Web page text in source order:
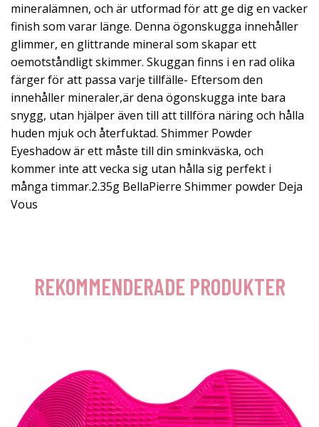
mineralämnen, och är utformad för att ge dig en vacker
finish som varar länge. Denna ögonskugga innehåller
glimmer, en glittrande mineral som skapar ett
oemotståndligt skimmer. Skuggan finns i en rad olika
färger för att passa varje tillfälle- Eftersom den
innehåller mineraler,är dena ögonskugga inte bara
snygg, utan hjälper även till att tillföra näring och hålla
huden mjuk och återfuktad. Shimmer Powder
Eyeshadow är ett måste till din sminkväska, och
kommer inte att vecka sig utan hålla sig perfekt i
många timmar.2.35g BellaPierre Shimmer powder Deja
Vous
REKOMMENDERADE PRODUKTER